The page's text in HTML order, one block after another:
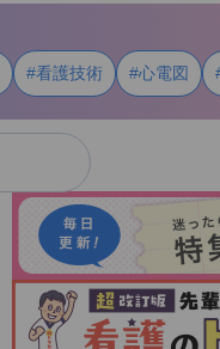
#看護技術 #心電図